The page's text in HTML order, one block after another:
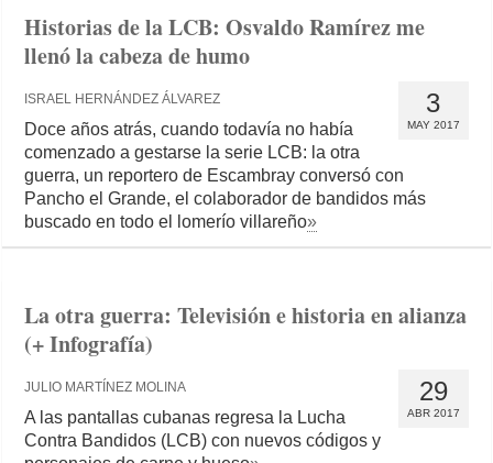
Historias de la LCB: Osvaldo Ramírez me
llenó la cabeza de humo
3
MAY 2017
ISRAEL HERNÁNDEZ ÁLVAREZ
Doce años atrás, cuando todavía no había
comenzado a gestarse la serie LCB: la otra
guerra, un reportero de Escambray conversó con
Pancho el Grande, el colaborador de bandidos más
buscado en todo el lomerío villareño»
La otra guerra: Televisión e historia en alianza
(+ Infografía)
29
ABR 2017
JULIO MARTÍNEZ MOLINA
A las pantallas cubanas regresa la Lucha
Contra Bandidos (LCB) con nuevos códigos y